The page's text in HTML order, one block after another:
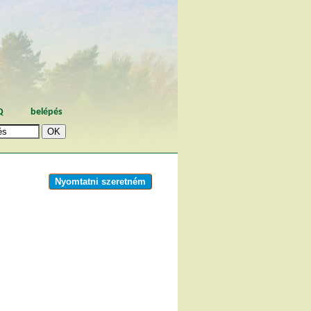
belépés
Nyomtatni szeretném